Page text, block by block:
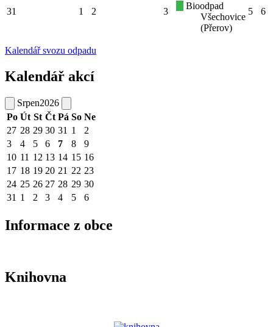
31 1 2 3
Bioodpad
Všechovice
(Přerov)
5 6
Kalendář svozu odpadu
Kalendář akcí
Srpen2026
Po Út St Čt Pá So Ne
27 28 29 30 31 1
2
3
4 5 6 7 8
9
10 11 12 13 14 15 16
17 18 19 20 21 22 23
24 25 26 27 28 29 30
31 1 2 3 4 5 6
Informace z obce
Knihovna